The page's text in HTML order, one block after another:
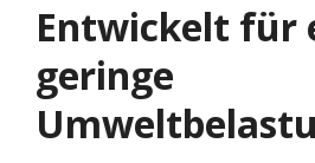
Entwickelt für
geringe